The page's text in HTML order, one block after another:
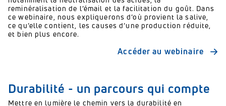
reminéralisation de l’émail et la facilitation du goût. Dans
ce webinaire, nous expliquerons d’où provient la salive,
ce qu’elle contient, les causes d’une production réduite,
et bien plus encore.
Accéder au webinaire
Durabilité - un parcours qui compte
Mettre en lumière le chemin vers la durabilité en